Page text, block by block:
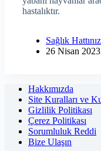
hastalıktır.
Sağlık Hattınız
26 Nisan 2023
Hakkımızda
Site Kuralları ve
Gizlilik Politikası
Çerez Politikası
Sorumluluk Reddi
Bize Ulaşın